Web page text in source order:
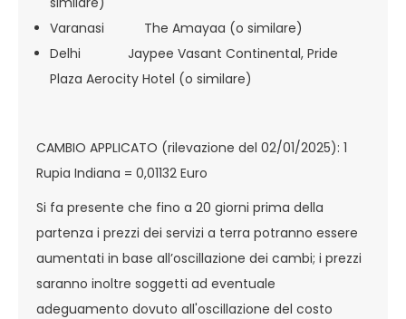
Varanasi The Amayaa (o similare)
Delhi Jaypee Vasant Continental, Pride
Plaza Aerocity Hotel (o similare)
CAMBIO APPLICATO (rilevazione del 02/01/2025): 1
Rupia Indiana = 0,01132 Euro
Si fa presente che fino a 20 giorni prima della
partenza i prezzi dei servizi a terra potranno essere
aumentati in base all’oscillazione dei cambi; i prezzi
saranno inoltre soggetti ad eventuale
adeguamento dovuto all'oscillazione del costo